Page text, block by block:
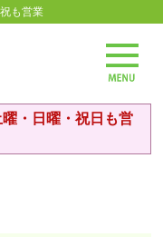
も営業
・日曜・祝日も営